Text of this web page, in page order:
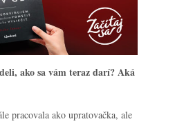
ako sa vám teraz darí? Aká
pracovala ako upratovačka, ale